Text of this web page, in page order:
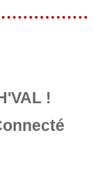
!